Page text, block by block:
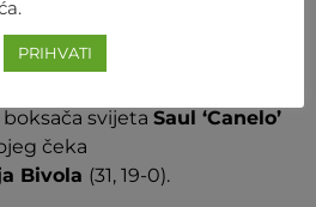
Zhanga
svijeta Saul ‘Canelo’
čeka
Bivola (31, 19-0).
PRIHVATI